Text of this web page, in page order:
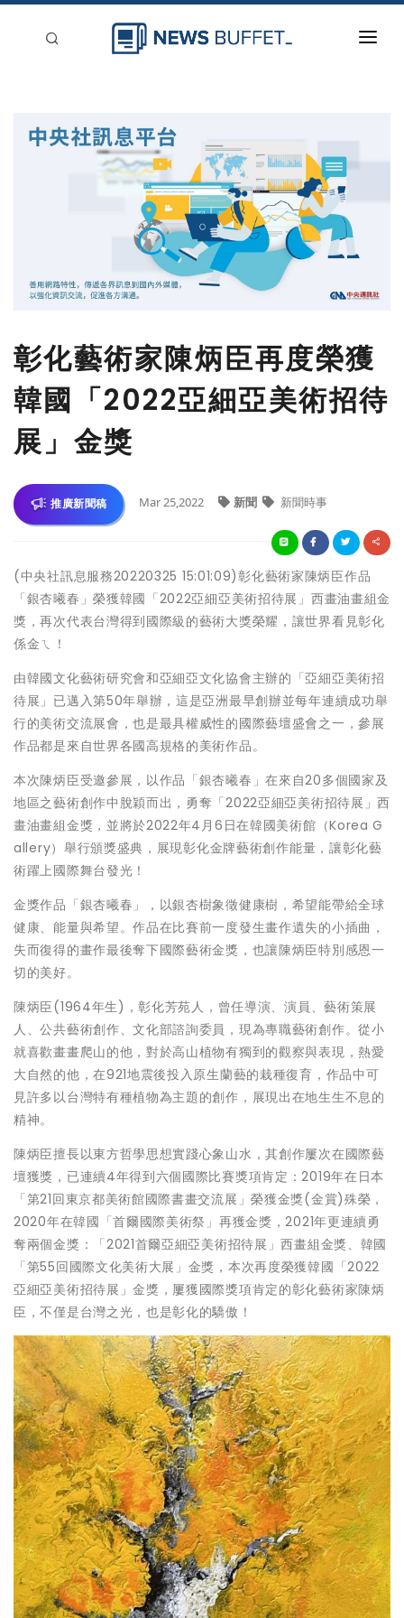
彰化藝術家陳炳臣再度榮獲
韓國「2022亞細亞美術招待
展」金獎
推廣新聞稿 Mar 25,2022 新聞 新聞時事
(中央社訊息服務20220325 15:01:09)彰化藝術家陳炳臣作品
「銀杏曦春」榮獲韓國「2022亞細亞美術招待展」西畫油畫組金
獎，再次代表台灣得到國際級的藝術大獎榮耀，讓世界看見彰化
係金ㄟ！
由韓國文化藝術研究會和亞細亞文化協會主辦的「亞細亞美術招
待展」已邁入第50年舉辦，這是亞洲最早創辦並每年連續成功舉
行的美術交流展會，也是最具權威性的國際藝壇盛會之一，參展
作品都是來自世界各國高規格的美術作品。
本次陳炳臣受邀參展，以作品「銀杏曦春」在來自20多個國家及
地區之藝術創作中脫穎而出，勇奪「2022亞細亞美術招待展」西
畫油畫組金獎，並將於2022年4月6日在韓國美術館（Korea G
allery）舉行頒獎盛典，展現彰化金牌藝術創作能量，讓彰化藝
術躍上國際舞台發光！
金獎作品「銀杏曦春」，以銀杏樹象徵健康樹，希望能帶給全球
健康、能量與希望。作品在比賽前一度發生畫作遺失的小插曲，
失而復得的畫作最後奪下國際藝術金獎，也讓陳炳臣特別感恩一
切的美好。
陳炳臣(1964年生)，彰化芳苑人，曾任導演、演員、藝術策展
人、公共藝術創作、文化部諮詢委員，現為專職藝術創作。從小
就喜歡畫畫爬山的他，對於高山植物有獨到的觀察與表現，熱愛
大自然的他，在921地震後投入原生蘭藝的栽種復育，作品中可
見許多以台灣特有種植物為主題的創作，展現出在地生生不息的
精神。
陳炳臣擅長以東方哲學思想實踐心象山水，其創作屢次在國際藝
壇獲獎，已連續4年得到六個國際比賽獎項肯定：2019年在日本
「第21回東京都美術館國際書畫交流展」榮獲金獎(金賞)殊榮，
2020年在韓國「首爾國際美術祭」再獲金獎，2021年更連續勇
奪兩個金獎：「2021首爾亞細亞美術招待展」西畫組金獎、韓國
「第55回國際文化美術大展」金獎，本次再度榮獲韓國「2022
亞細亞美術招待展」金獎，屢獲國際獎項肯定的彰化藝術家陳炳
臣，不僅是台灣之光，也是彰化的驕傲！